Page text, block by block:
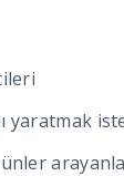
yaratmak